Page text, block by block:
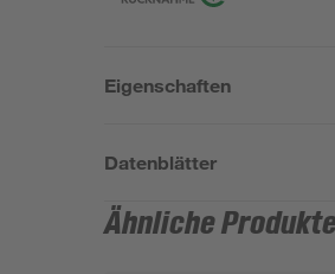
Eigenschaften
Datenblätter
Ähnliche